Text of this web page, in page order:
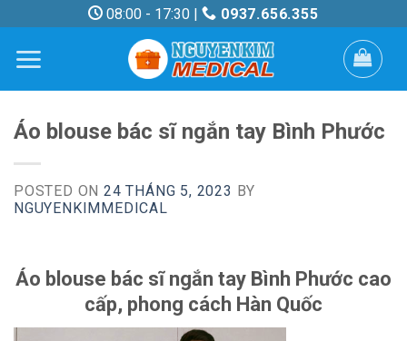
content
08:00 - 17:30 | 0937.656.355
Áo blouse bác sĩ ngắn tay Bình Phước
POSTED ON24 THÁNG 5, 2023 BY
NGUYENKIMMEDICAL
Áo blouse bác sĩ ngắn tay Bình Phước cao
cấp, phong cách Hàn Quốc